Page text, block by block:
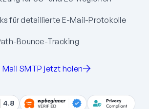
für detaillierte E-Mail-Protokolle
Bounce-Tracking
Mail SMTP jetzt holen
4.8